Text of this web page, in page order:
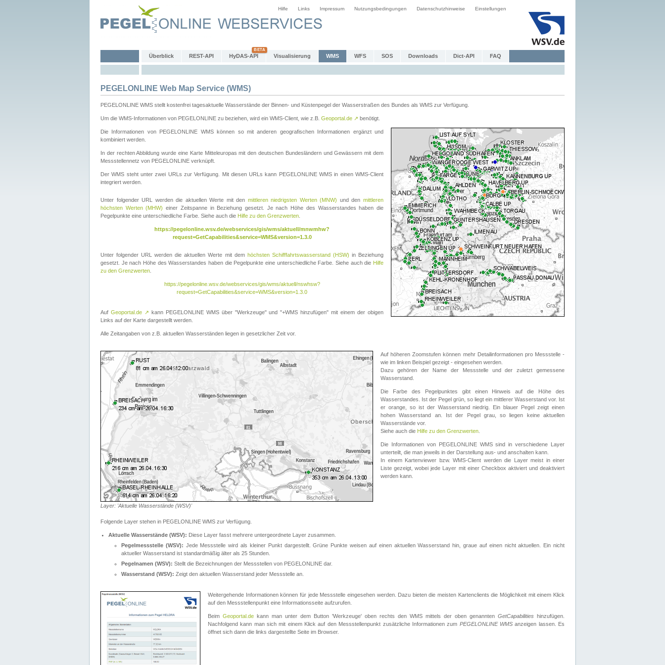
Hilfe Links Impressum Nutzungsbedingungen Datenschutzhinweise Einstellungen
Überblick REST-API HyDAS-API Visualisierung WMS WFS SOS Downloads Dict-API FAQ
PEGELONLINE Web Map Service (WMS)
PEGELONLINE WMS stellt kostenfrei tagesaktuelle Wasserstände der Binnen- und Küstenpegel der Wasserstraßen des Bundes als WMS zur Verfügung.
Um die WMS-Informationen von PEGELONLINE zu beziehen, wird ein WMS-Client, wie z.B. Geoportal.de ↗ benötigt.
Die Informationen von PEGELONLINE WMS können so mit anderen geografischen Informationen ergänzt und
kombiniert werden.
In der rechten Abbildung wurde eine Karte Mitteleuropas mit den deutschen Bundesländern und Gewässern mit dem
Messstellennetz von PEGELONLINE verknüpft.
Der WMS steht unter zwei URLs zur Verfügung. Mit diesen URLs kann PEGELONLINE WMS in einen WMS-Client
integriert werden.
Unter folgender URL werden die aktuellen Werte mit den mittleren niedrigsten Werten (MNW) und denmittleren
höchsten Werten (MHW) einer Zeitspanne in Beziehung gesetzt. Je nach Höhe des Wasserstandes haben die
Pegelpunkte eine unterschiedliche Farbe. Siehe auch die Hilfe zu den Grenzwerten
https://pegelonline.wsv.de/webservices/gis/wms/aktuell/mnwmhw?
request=GetCapabilities&service=WMS&version=1.3.0
Unter folgender URL werden die aktuellen Werte mit dem höchsten Schifffahrtswasserstand (HSW) in Beziehung
gesetzt. Je nach Höhe des Wasserstandes haben die Pegelpunkte eine unterschiedliche Farbe. Siehe auch die Hilfe
zu den Grenzwerten
https://pegelonline.wsv.de/webservices/gis/wms/aktuell/nswhsw?
request=GetCapabilities&service=WMS&version=1.3.0
Auf Geoportal.de ↗ kann PEGELONLINE WMS über "Werkzeuge" und "+WMS hinzufügen" mit einem der obigen
Links auf der Karte dargestellt werden.
Alle Zeitangaben von z.B. aktuellen Wasserständen liegen in gesetzlicher Zeit vor.
Layer: 'Aktuelle Wasserstände (WSV)'
Auf höheren Zoomstufen können mehr Detailinformationen pro Messstelle -
wie im linken Beispiel gezeigt - eingesehen werden.
Dazu gehören der Name der Messstelle und der zuletzt gemessene
Wasserstand.
Die Farbe des Pegelpunktes gibt einen Hinweis auf die Höhe des
Wasserstandes. Ist der Pegel grün, so liegt ein mittlerer Wasserstand vor. Ist
er orange, so ist der Wasserstand niedrig. Ein blauer Pegel zeigt einen
hohen Wasserstand an. Ist der Pegel grau, so liegen keine aktuellen
Wasserstände vor.
Siehe auch die Hilfe zu den Grenzwerten
Die Informationen von PEGELONLINE WMS sind in verschiedene Layer
unterteilt, die man jeweils in der Darstellung aus- und anschalten kann.
In einem Kartenviewer bzw. WMS-Client werden die Layer meist in einer
Liste gezeigt, wobei jede Layer mit einer Checkbox aktiviert und deaktiviert
werden kann.
Folgende Layer stehen in PEGELONLINE WMS zur Verfügung.
Aktuelle Wasserstände (WSV): Diese Layer fasst mehrere untergeordnete Layer zusammen.
Pegelmessstelle (WSV): Jede Messstelle wird als kleiner Punkt dargestellt. Grüne Punkte weisen auf einen aktuellen Wasserstand hin, graue auf einen nicht aktuellen. Ein nicht
aktueller Wasserstand ist standardmäßig älter als 25 Stunden.
Pegelnamen (WSV): Stellt die Bezeichnungen der Messstellen von PEGELONLINE dar.
Wasserstand (WSV): Zeigt den aktuellen Wasserstand jeder Messstelle an.
Weitergehende Informationen können für jede Messstelle eingesehen werden. Dazu bieten die meisten Kartenclients die Möglichkeit mit einem Klick
auf den Messstellenpunkt eine Informationsseite aufzurufen.
Beim Geoportal.de kann man unter dem Button 'Werkzeuge' oben rechts den WMS mittels der oben genannten GetCapabilities hinzufügen.
Nachfolgend kann man sich mit einem Klick auf den Messstellenpunkt zusätzliche Informationen zum PEGELONLINE WMSanzeigen lassen. Es
öffnet sich dann die links dargestellte Seite im Browser.